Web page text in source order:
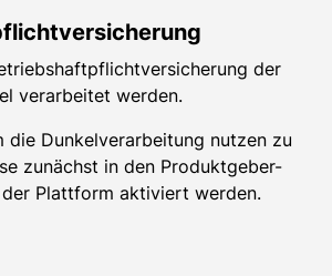
der
verarbeitet werden.
die Dunkelverarbeitung nutzen zu
zunächst in den Produktgeber-
Plattform aktiviert werden.